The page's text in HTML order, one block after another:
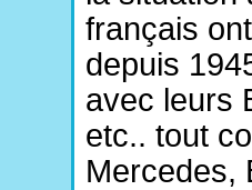
français
depuis
avec leurs
etc.. tout
Mercedes,